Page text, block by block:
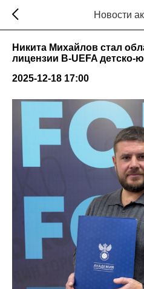
Новости
Никита Михайлов стал
лицензии B-UEFA
2025-12-18 17:00